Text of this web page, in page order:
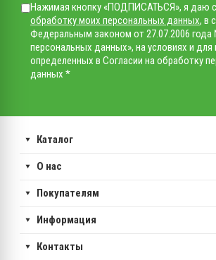
Нажимая кнопку «ПОДПИСАТЬСЯ», я даю
обработку моих персональных данных, в
Федеральным законом от 27.07.2006
персональных данных», на условиях и для
определенных в Согласии на обработку
данных *
Каталог
О нас
Покупателям
Информация
Контакты